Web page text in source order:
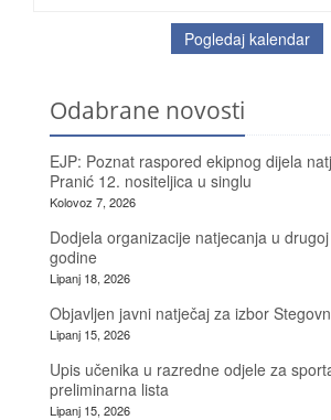
Pogledaj kalendar
Odabrane novosti
EJP: Poznat raspored ekipnog dijela
Pranić 12. nositeljica u singlu
Kolovoz 7, 2026
Dodjela organizacije natjecanja u
godine
Lipanj 18, 2026
Objavljen javni natječaj za izbor
Lipanj 15, 2026
Upis učenika u razredne odjele za
preliminarna lista
Lipanj 15, 2026